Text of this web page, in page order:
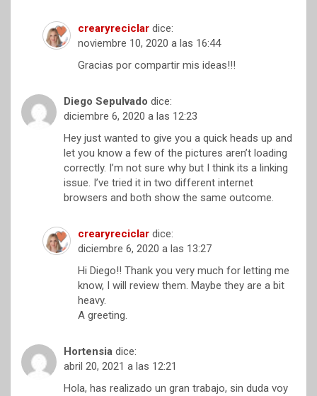
crearyreciclar dice:
noviembre 10, 2020 a las 16:44
Gracias por compartir mis ideas!!!
Diego Sepulvado dice:
diciembre 6, 2020 a las 12:23
Hey just wanted to give you a quick heads up and
let you know a few of the pictures aren’t loading
correctly. I’m not sure why but I think its a linking
issue. I’ve tried it in two different internet
browsers and both show the same outcome.
crearyreciclar dice:
diciembre 6, 2020 a las 13:27
Hi Diego!! Thank you very much for letting me
know, I will review them. Maybe they are a bit
heavy.
A greeting.
Hortensia dice:
abril 20, 2021 a las 12:21
Hola, has realizado un gran trabajo, sin duda voy